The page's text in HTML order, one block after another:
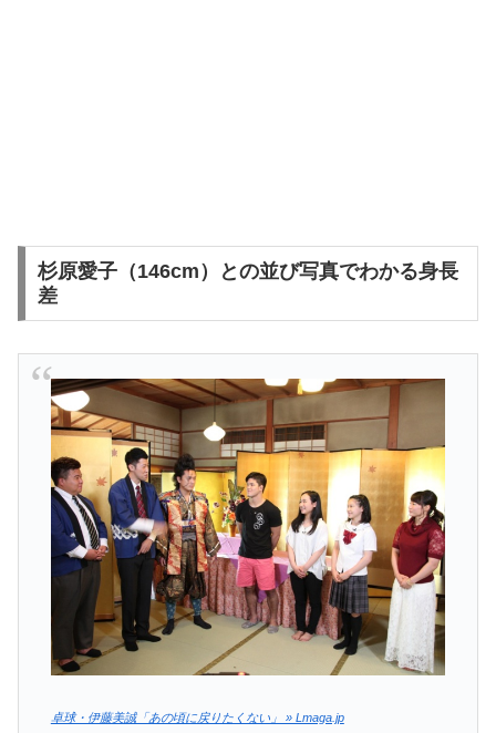
杉原愛子（146cm）との並び写真でわかる身長
差
卓球・伊藤美誠「あの頃に戻りたくない」 » Lmaga.jp